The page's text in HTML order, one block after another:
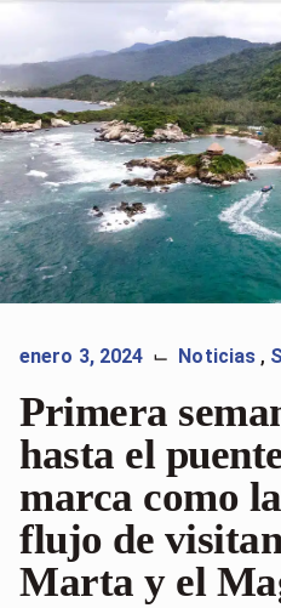
enero 3, 2024 ⌙ Noticias ,
Primera
hasta el
marca como
flujo de
Marta y el